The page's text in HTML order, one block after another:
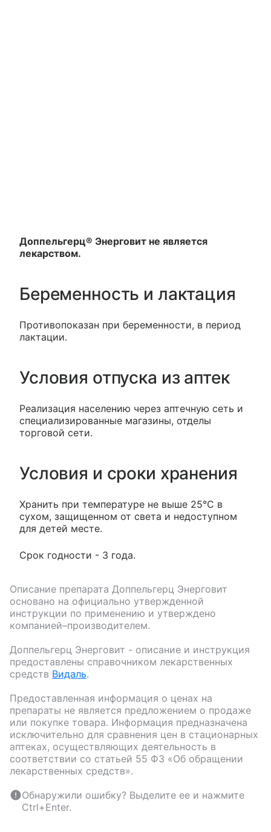
Доппельгерц® Энерговит не является
лекарством.
Беременность и лактация
Противопоказан при беременности, в период
лактации.
Условия отпуска из аптек
Реализация населению через аптечную сеть и
специализированные магазины, отделы
торговой сети.
Условия и сроки хранения
Хранить при температуре не выше 25°С в
сухом, защищенном от света и недоступном
для детей месте.
Срок годности - 3 года.
Описание препарата Доппельгерц Энерговит
основано на официально утвержденной
инструкции по применению и утверждено
компанией–производителем.
Доппельгерц Энерговит - описание и инструкция
предоставлены справочником лекарственных
средств Видаль.
Предоставленная информация о ценах на
препараты не является предложением о продаже
или покупке товара. Информация предназначена
исключительно для сравнения цен в стационарных
аптеках, осуществляющих деятельность в
соответствии со статьей 55 ФЗ «Об обращении
лекарственных средств».
Обнаружили ошибку? Выделите ее и нажмите
Ctrl+Enter.